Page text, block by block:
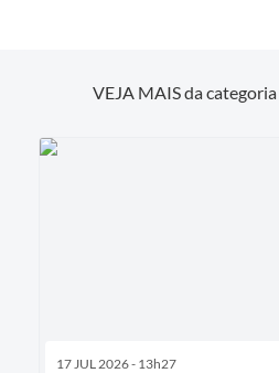
VEJA MAIS da categoria
17 JUL 2026 - 13h27